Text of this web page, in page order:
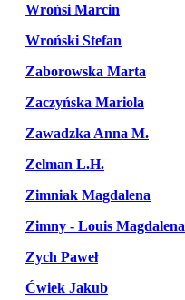
Wrońsi Marcin
Wroński Stefan
Zaborowska Marta
Zaczyńska Mariola
Zawadzka Anna M.
Zelman L.H.
Zimniak Magdalena
Zimny - Louis Magdalena
Zych Paweł
Ćwiek Jakub